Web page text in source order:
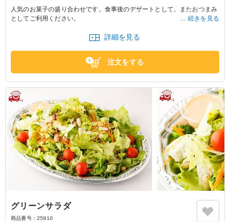
人気のお菓子の盛り合わせです。食事後のデザートとして。またおつまみ
としてご利用ください。
続きを見る
詳細を見る
注文をする
グリーンサラダ
商品番号： 25910